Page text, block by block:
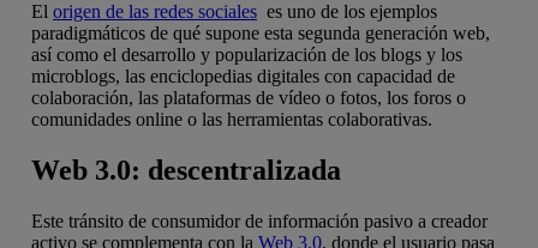
El origen de las redes sociales es uno de los ejemplos
paradigmáticos de qué supone esta segunda generación web,
así como el desarrollo y popularización de los blogs y los
microblogs, las enciclopedias digitales con capacidad de
colaboración, las plataformas de vídeo o fotos, los foros o
comunidades online o las herramientas colaborativas.
Web 3.0: descentralizada
Este tránsito de consumidor de información pasivo a creador
activo se complementa con la Web 3.0, donde el usuario pasa